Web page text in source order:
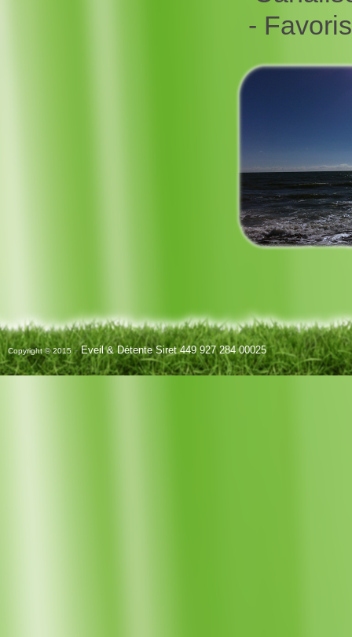
-
Copyright © 2015-Eveil & Détente Siret 449 927 284 00025